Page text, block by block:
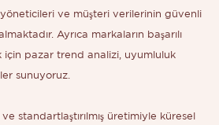
ve müşteri verilerinin güvenli
Ayrıca markaların başarılı
için pazar trend analizi, uyumluluk
sunuyoruz.
standartlaştırılmış üretimiyle küresel